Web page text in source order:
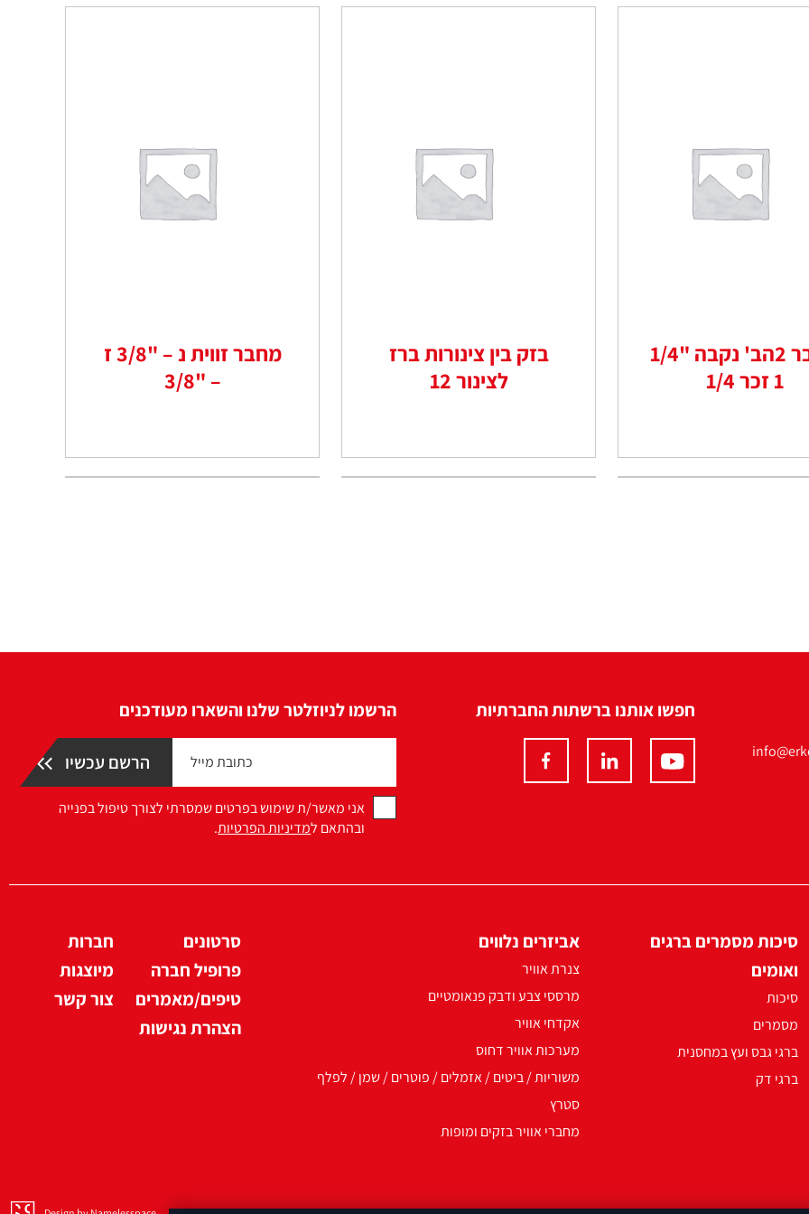
מחבר 2הב' נקבה "1/4
1 זכר 1/4
בזק בין צינורות ברז
לצינור 12
מחבר זווית נ – "3/8 ז
– "3/8
חפשו אותנו ברשתות החברתיות הרשמו לניוזלטר שלנו והשארו מעודכנים
אני מאשר/ת שימוש בפרטים שמסרתי לצורך טיפול בפנייה
ובהתאם למדיניות הפרטיות.
סיכות מסמרים ברגים
ואומים
סיכות
מסמרים
ברגי גבס ועץ במחסנית
ברגי דק
אביזרים נלווים
צנרת אוויר
מרססי צבע ודבק פנאומטיים
אקדחי אוויר
מערכות אוויר דחוס
משוריות / ביטים / אזמלים / פוטרים / שמן / לפלף
סטרץ
מחברי אוויר בזקים ומופות
סרטונים
פרופיל חברה
טיפים/מאמרים
הצהרת נגישות
חברות
מיוצגות
צור קשר